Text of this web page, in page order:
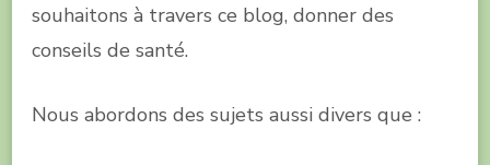
souhaitons à travers ce blog, donner des
conseils de santé.
Nous abordons des sujets aussi divers que :